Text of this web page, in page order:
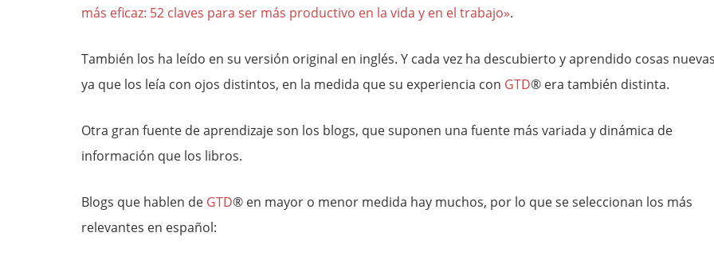
más eficaz: 52 claves para ser más productivo en la vida y en el trabajo».
También los ha leído en su versión original en inglés. Y cada vez ha descubierto y aprendido cosas
ya que los leía con ojos distintos, en la medida que su experiencia con GTD® era también distinta.
Otra gran fuente de aprendizaje son los blogs, que suponen una fuente más variada y dinámica de
información que los libros.
Blogs que hablen de GTD® en mayor o menor medida hay muchos, por lo que se seleccionan los más
relevantes en español: